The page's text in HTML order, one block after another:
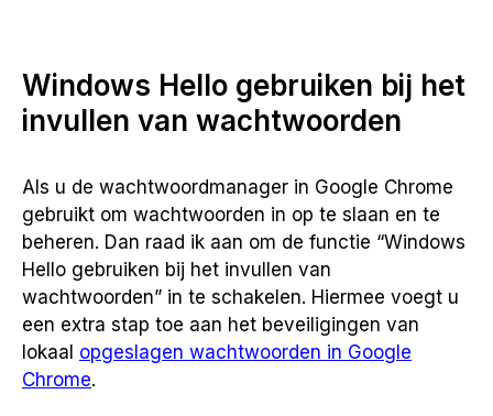
Windows Hello gebruiken bij het
invullen van wachtwoorden
Als u de wachtwoordmanager in Google Chrome
gebruikt om wachtwoorden in op te slaan en te
beheren. Dan raad ik aan om de functie “Windows
Hello gebruiken bij het invullen van
wachtwoorden” in te schakelen. Hiermee voegt u
een extra stap toe aan het beveiligingen van
lokaal opgeslagen wachtwoorden in Google
Chrome.